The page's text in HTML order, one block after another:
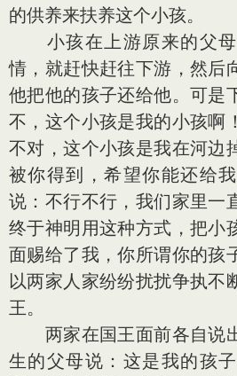
的供养来扶养这个小孩。
小孩在上游原来的父母
情，就赶快赶往下游，然后
他把他的孩子还给他。可是
不，这个小孩是我的小孩啊
不对，这个小孩是我在河边
被你得到，希望你能还给
说：不行不行，我们家里一
终于神明用这种方式，把小
面赐给了我，你所谓你的孩
以两家人家纷纷扰扰争执不
王。
两家在国王面前各自说
生的父母说：这是我的孩